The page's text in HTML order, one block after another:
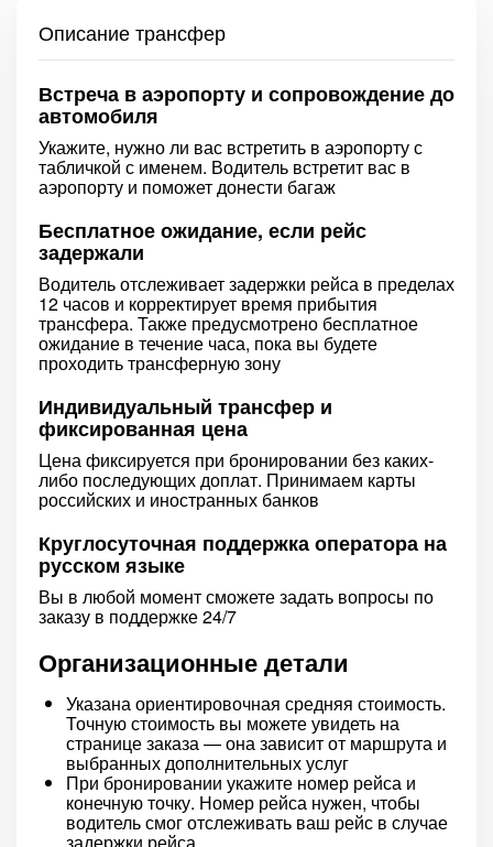
Описание трансфер
Встреча в аэропорту и сопровождение до
автомобиля
Укажите, нужно ли вас встретить в аэропорту с
табличкой с именем. Водитель встретит вас в
аэропорту и поможет донести багаж
Бесплатное ожидание, если рейс
задержали
Водитель отслеживает задержки рейса в пределах
12 часов и корректирует время прибытия
трансфера. Также предусмотрено бесплатное
ожидание в течение часа, пока вы будете
проходить трансферную зону
Индивидуальный трансфер и
фиксированная цена
Цена фиксируется при бронировании без каких-
либо последующих доплат. Принимаем карты
российских и иностранных банков
Круглосуточная поддержка оператора на
русском языке
Вы в любой момент сможете задать вопросы по
заказу в поддержке 24/7
Организационные детали
Указана ориентировочная средняя стоимость.
Точную стоимость вы можете увидеть на
странице заказа — она зависит от маршрута и
выбранных дополнительных услуг
При бронировании укажите номер рейса и
конечную точку. Номер рейса нужен, чтобы
водитель смог отслеживать ваш рейс в случае